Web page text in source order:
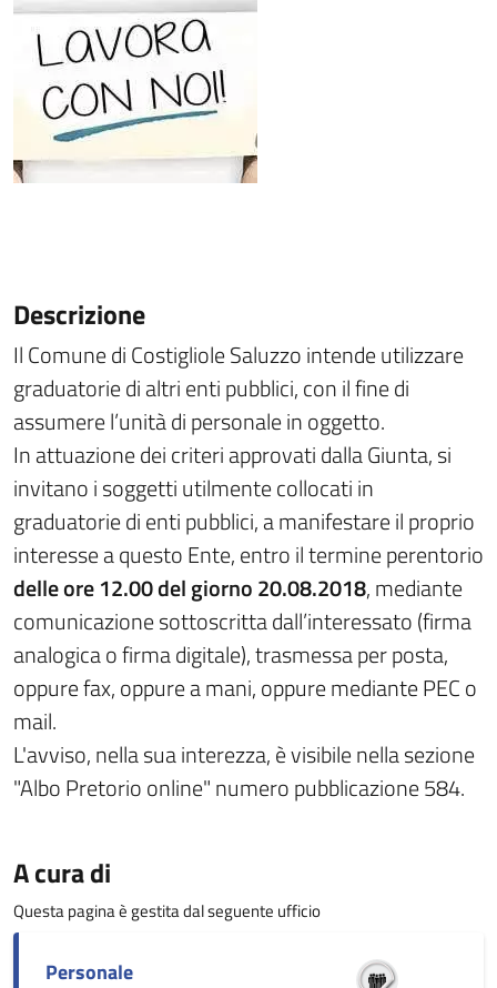
Descrizione
Il Comune di Costigliole Saluzzo intende utilizzare
graduatorie di altri enti pubblici, con il fine di
assumere l’unità di personale in oggetto.
In attuazione dei criteri approvati dalla Giunta, si
invitano i soggetti utilmente collocati in
graduatorie di enti pubblici, a manifestare il proprio
interesse a questo Ente, entro il termine perentorio
delle ore 12.00 del giorno 20.08.2018, mediante
comunicazione sottoscritta dall’interessato (firma
analogica o firma digitale), trasmessa per posta,
oppure fax, oppure a mani, oppure mediante PEC o
mail.
L'avviso, nella sua interezza, è visibile nella sezione
"Albo Pretorio online" numero pubblicazione 584.
A cura di
Questa pagina è gestita dal seguente ufficio
Personale